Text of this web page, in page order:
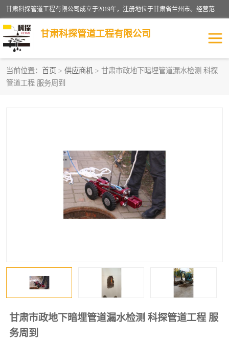
甘肃科探管道工程有限公司成立于2019年，注册地位于甘肃省兰州市。经营范围包括管道安装、清洗、疏通、维修、检测，防水工程，工程钻孔，化粪池清理，暖气安装，给排水管道安装维修，室内外管道如消防、供水、供热管道漏水检测定位，室内外防水堵漏等。
甘肃科探管道工程有限公司
当前位置： 首页 > 供应商机 > 甘肃市政地下暗埋管道漏水检测 科探
管道工程 服务周到
甘肃市政地下暗埋管道漏水检测 科探管道工程 服
务周到
管道安装维修
自来水管漏水 管道疏通
高压车疏通清淤